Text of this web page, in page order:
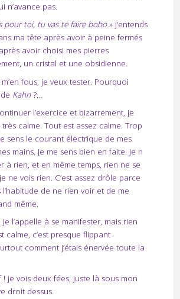
n’avance pas.
pour toi, tu vas te faire bobo» j’entends
ma tête après avoir à peine fermés
avoir choisi mes pierres
un cristal et une obsidienne.
m’en fous, je veux tester. Pourquoi
Kahn?…
l’exercice et bizarrement, je
très calme. Tout est assez calme. Trop
sens le courant électrique de mes
mains. Je me sens bien en faite. Je n
à rien, et en même temps, rien ne se
ne vois rien. C’est assez drôle parce
l’habitude de ne rien voir et de me
même.
Je l’appelle à se manifester, mais rien
calme, c’est presque flippant
comment j’étais énervée toute la
! je vois deux fées, juste là sous mon
droit dessus.